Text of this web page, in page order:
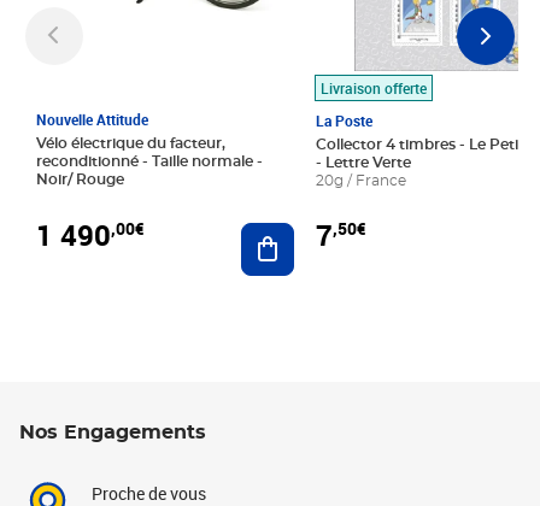
Nouvelle Attitude
Vélo électrique du facteur,
reconditionné - Taille normale -
Noir/ Rouge
1 490,00€ Ajouter au panier
Livraison offerte
La Poste
Collector 4 timbres - Le Petit
- Lettre Verte
20g / France
7,50€
Nos Engagements
Proche de vous